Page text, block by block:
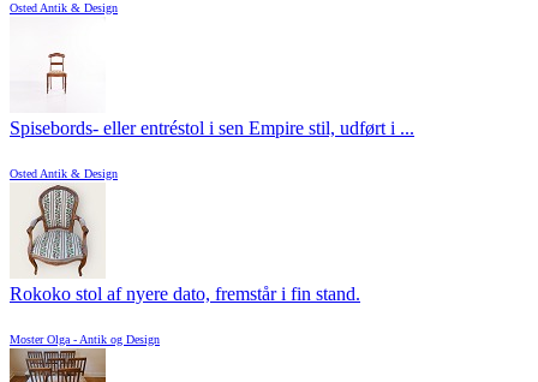
Osted Antik & Design
Spisebords- eller entréstol i sen Empire stil, udført i ...
Osted Antik & Design
Rokoko stol af nyere dato, fremstår i fin stand.
Moster Olga - Antik og Design